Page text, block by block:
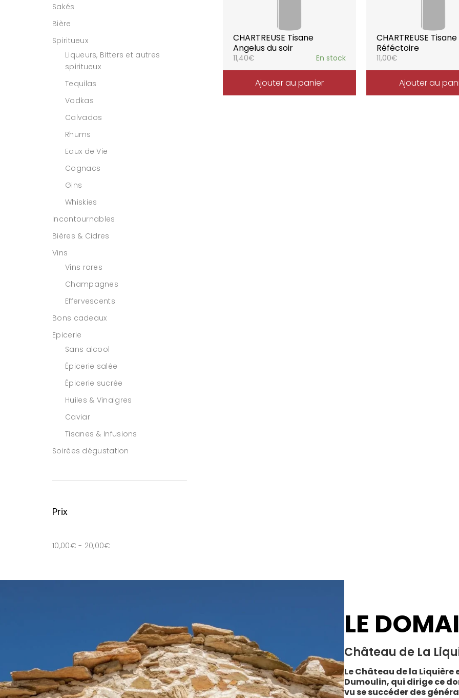
CHARTREUSE Tisane
Angelus du soir
11,40€ En stock
Ajouter au panier
CHARTREUSE Tisane
Réféctoire
11,00€
Ajouter au
Sakés
Bière
Spiritueux
Liqueurs, Bitters et autres
spiritueux
Tequilas
Vodkas
Calvados
Rhums
Eaux de Vie
Cognacs
Gins
Whiskies
Incontournables
Bières & Cidres
Vins
Vins rares
Champagnes
Effervescents
Bons cadeaux
Epicerie
Sans alcool
Épicerie salée
Épicerie sucrée
Huiles & Vinaigres
Caviar
Tisanes & Infusions
Soirées dégustation
Prix
10,00€ - 20,00€
LE
Château de La
Le Château de la
Dumoulin, qui dirige ce
vu se succéder des